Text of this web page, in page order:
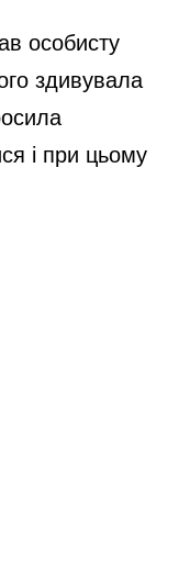
особисту
здивувала
і при цьому